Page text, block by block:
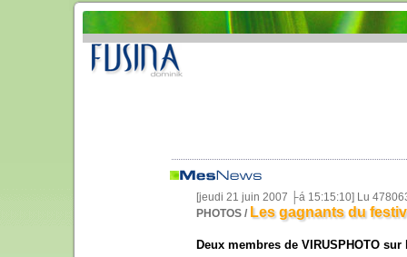
[jeudi 21 juin 2007 ├á 15:15:10] Lu
PHOTOS / Les gagnants du
Deux membres de VIRUSPHOTO